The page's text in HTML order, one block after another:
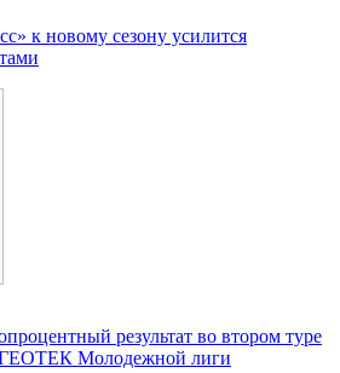
к новому сезону усилится
результат во втором туре
ГЕОТЕК Молодежной лиги